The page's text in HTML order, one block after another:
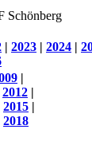
Schönberg
| 2023 | 2024 |
|
2012 |
2015 |
2018